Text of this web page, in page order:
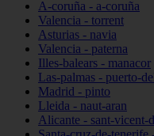
A-coruña - a-coruña
Valencia - torrent
Asturias - navia
Valencia - paterna
Illes-balears - manacor
Las-palmas - puerto-
Madrid - pinto
Lleida - naut-aran
Alicante - sant-vicent-